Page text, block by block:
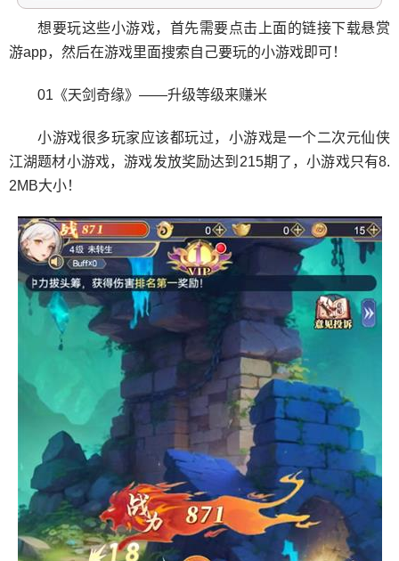
想要玩这些小游戏，首先需要点击上面的链接下载悬赏
游app，然后在游戏里面搜索自己要玩的小游戏即可！
01《天剑奇缘》——升级等级来赚米
小游戏很多玩家应该都玩过，小游戏是一个二次元仙侠
江湖题材小游戏，游戏发放奖励达到215期了，小游戏只有8.
2MB大小！